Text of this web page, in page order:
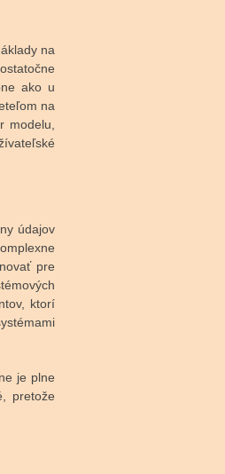
na
ako u
na
modelu,
údajov
pre
ktorí
je plne
pretože